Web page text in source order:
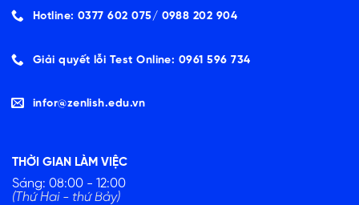
Hotline: 0377 602 075/ ‭0988 202 904‬
Giải quyết lỗi Test Online: 0961 596 734
infor@zenlish.edu.vn
THỜI GIAN LÀM VIỆC
Sáng: 08:00 - 12:00
(Thứ Hai - thứ Bảy)